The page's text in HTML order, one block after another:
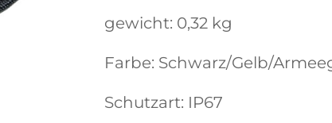
gewicht: 0,32 kg
Farbe: Schwarz/Gelb/
Schutzart: IP67